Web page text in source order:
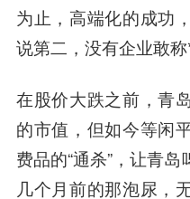
为止，高端化的成功
说第二，没有企业敢称*
在股价大跌之前，青
的市值，但如今等闲
费品的“通杀”，让青
几个月前的那泡尿，